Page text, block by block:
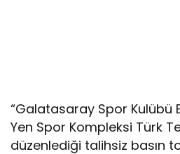
“Galatasaray Spor Kulübü
Yen Spor Kompleksi Türk
düzenlediği talihsiz basın